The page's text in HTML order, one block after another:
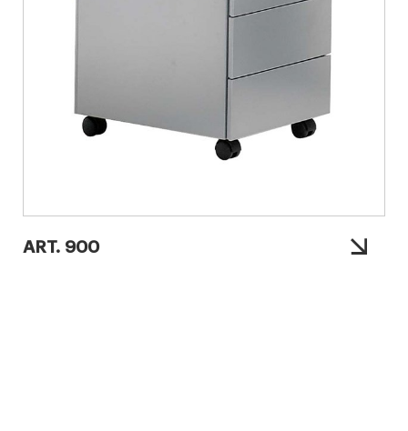
ART. 900